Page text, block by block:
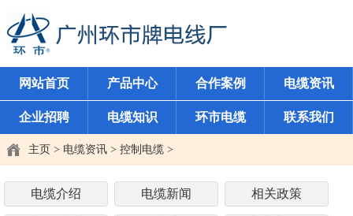
网站首页 产品中心 合作案例 电缆资讯
企业招聘 电缆知识 环市电缆 联系我们
主页 > 电缆资讯 > 控制电缆 >
电缆介绍 电缆新闻 相关政策